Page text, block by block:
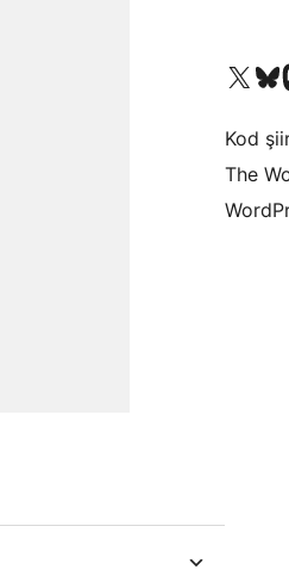
X (eski Twitter)Bluesky
Kod
The